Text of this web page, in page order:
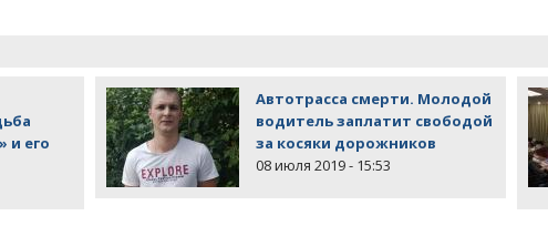
и его
Автотрасса смерти. Молодой
водитель заплатит свободой
за косяки дорожников
08 июля 2019 - 15:53